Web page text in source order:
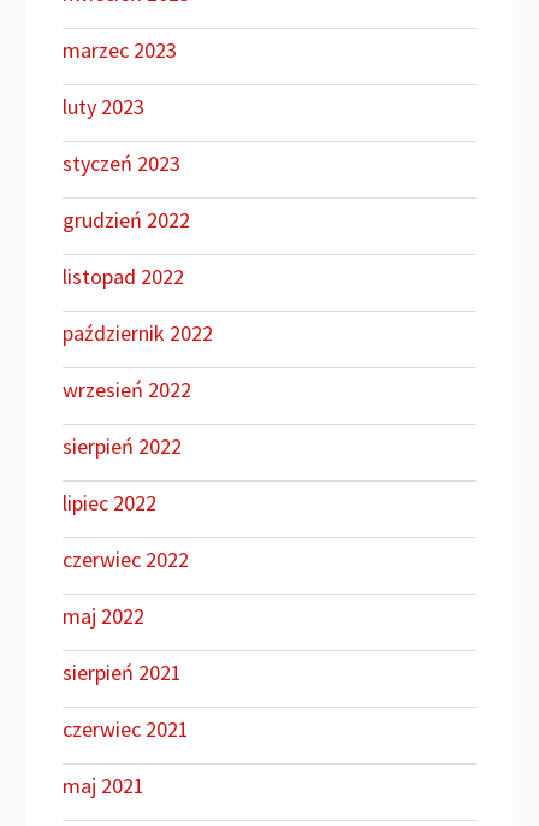
marzec 2023
luty 2023
styczeń 2023
grudzień 2022
listopad 2022
październik 2022
wrzesień 2022
sierpień 2022
lipiec 2022
czerwiec 2022
maj 2022
sierpień 2021
czerwiec 2021
maj 2021